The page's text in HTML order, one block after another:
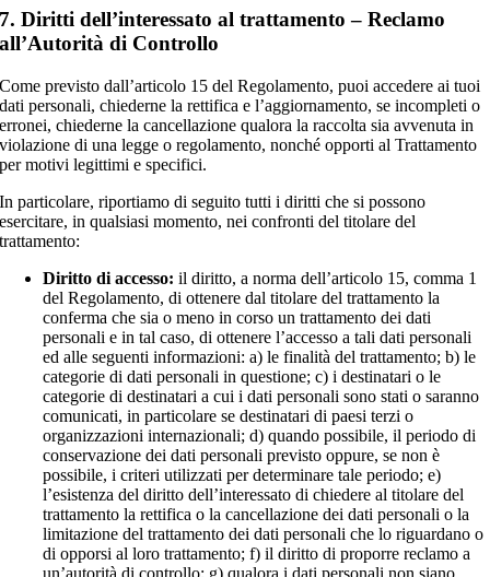
7. Diritti dell’interessato al trattamento – Reclamo
all’Autorità di Controllo
Come previsto dall’articolo 15 del Regolamento, puoi accedere ai tuoi
dati personali, chiederne la rettifica e l’aggiornamento, se incompleti o
erronei, chiederne la cancellazione qualora la raccolta sia avvenuta in
violazione di una legge o regolamento, nonché opporti al Trattamento
per motivi legittimi e specifici.
In particolare, riportiamo di seguito tutti i diritti che si possono
esercitare, in qualsiasi momento, nei confronti del titolare del
trattamento:
Diritto di accesso: il diritto, a norma dell’articolo 15, comma 1
del Regolamento, di ottenere dal titolare del trattamento la
conferma che sia o meno in corso un trattamento dei dati
personali e in tal caso, di ottenere l’accesso a tali dati personali
ed alle seguenti informazioni: a) le finalità del trattamento; b) le
categorie di dati personali in questione; c) i destinatari o le
categorie di destinatari a cui i dati personali sono stati o saranno
comunicati, in particolare se destinatari di paesi terzi o
organizzazioni internazionali; d) quando possibile, il periodo di
conservazione dei dati personali previsto oppure, se non è
possibile, i criteri utilizzati per determinare tale periodo; e)
l’esistenza del diritto dell’interessato di chiedere al titolare del
trattamento la rettifica o la cancellazione dei dati personali o la
limitazione del trattamento dei dati personali che lo riguardano o
di opporsi al loro trattamento; f) il diritto di proporre reclamo a